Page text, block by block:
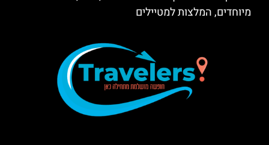
מיוחדים, המלצות למטיילים